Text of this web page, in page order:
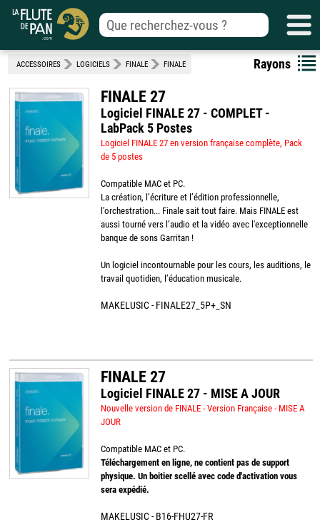
ACCESSOIRES LOGICIELS FINALE FINALE Rayons
FINALE 27
Logiciel FINALE 27 - COMPLET -
LabPack 5 Postes
Logiciel FINALE 27 en version française complète, Pack
de 5 postes
Compatible MAC et PC.
La création, l’écriture et l’édition professionnelle,
l’orchestration... Finale sait tout faire. Mais FINALE est
aussi tourné vers l’audio et la vidéo avec l'exceptionnelle
banque de sons Garritan !
Un logiciel incontournable pour les cours, les auditions, le
travail quotidien, l’éducation musicale.
MAKELUSIC - FINALE27_5P+_SN
FINALE 27
Logiciel FINALE 27 - MISE A JOUR
Nouvelle version de FINALE - Version Française - MISE A
JOUR
Compatible MAC et PC.
Téléchargement en ligne, ne contient pas de support
physique. Un boitier scellé avec code d'activation vous
sera expédié.
MAKELUSIC - B16-FHU27-FR